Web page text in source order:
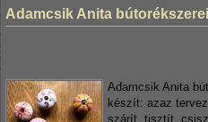
Adamcsik Anita bútorékszerei
Adamcsik Anita
készít: azaz
szárít, tisztít,